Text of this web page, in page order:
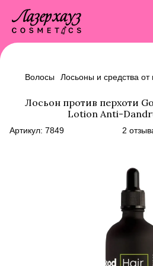
Волосы Лосьоны и средства от
Лосьон против перхоти
Lotion Anti-
Артикул: 7849 2